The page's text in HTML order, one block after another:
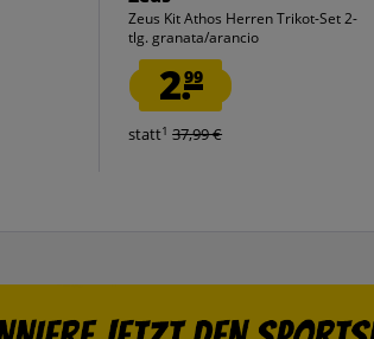
Zeus Kit Athos Herren Trikot-Set 2-
tlg. granata/arancio
2.99
statt1 37,99 €